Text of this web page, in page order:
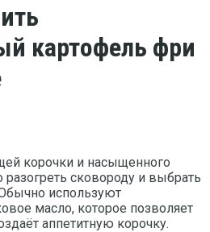
картофель фри
корочки и насыщенного
сковороду и выбрать
используют
масло, которое позволяет
аппетитную корочку.